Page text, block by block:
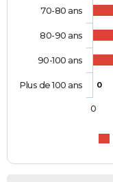
0
70-80 ans
80-90 ans
90-100 ans
Plus de 100 ans
0